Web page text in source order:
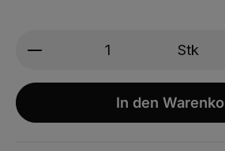
Produkt Anzahl: Gib
Stk
In den